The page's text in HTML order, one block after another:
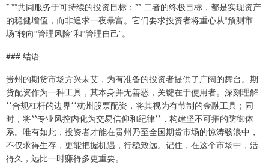
* **共同服务于可持续的投资目标：** 二者的终极目标，都是实现资产
的稳健增值，而非追求一夜暴富。它们要求投资者将重心从“预测市
场”转向“管理风险”和“管理自己”。
### 结语
贵州的期货市场方兴未艾，为有准备的投资者提供了广阔的舞台。期
货配资作为一种工具，其本身并无善恶，关键在于使用者。深刻理解
**合规杠杆的边界**杭州股票配资，将其视为有节制的金融工具；同
时，将**专业风控内化为交易信仰和纪律**，构建坚不可摧的防御体
系。唯有如此，投资者才能在贵州乃至全国期货市场的惊涛骇浪中，
不仅求得生存，更能把握机遇，行稳致远。记住，在这个市场中，活
得久，远比一时赚得多更重要。